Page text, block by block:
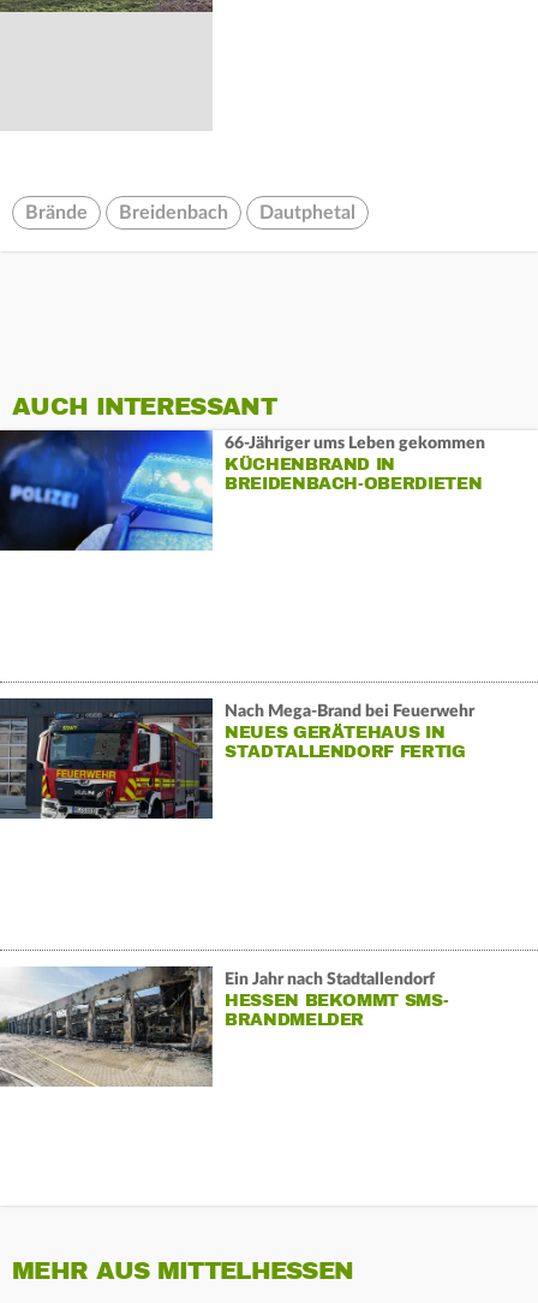
Brände Breidenbach Dautphetal
AUCH INTERESSANT
66-Jähriger ums Leben gekommen
KÜCHENBRAND IN
BREIDENBACH-OBERDIETEN
Nach Mega-Brand bei Feuerwehr
NEUES GERÄTEHAUS IN
STADTALLENDORF FERTIG
Ein Jahr nach Stadtallendorf
HESSEN BEKOMMT SMS-
BRANDMELDER
MEHR AUS MITTELHESSEN